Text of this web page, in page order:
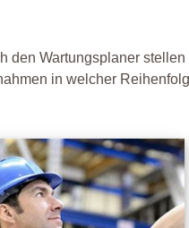
den Wartungsplaner stellen
in welcher